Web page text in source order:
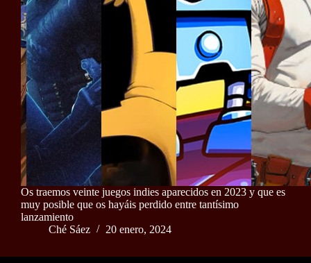
Os traemos veinte juegos indies aparecidos en 2023 y que es
muy posible que os hayáis perdido entre tantísimo
lanzamiento
Ché Sáez
20 enero, 2024